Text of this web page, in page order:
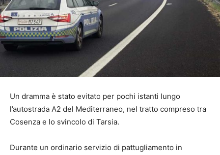
Un dramma è stato evitato per pochi istanti lungo
l’autostrada A2 del Mediterraneo, nel tratto compreso tra
Cosenza e lo svincolo di Tarsia.
Durante un ordinario servizio di pattugliamento in